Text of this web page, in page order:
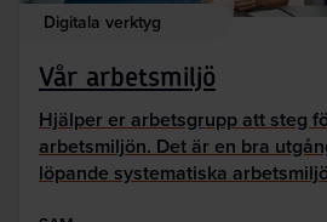
Digitala verktyg
Vår arbetsmiljö
Hjälper er arbetsgrupp att steg
arbetsmiljön. Det är en bra
löpande systematiska